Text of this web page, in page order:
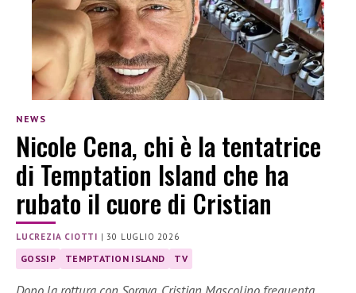
NEWS
Nicole Cena, chi è la tentatrice
di Temptation Island che ha
rubato il cuore di Cristian
LUCREZIA CIOTTI |30 LUGLIO 2026
GOSSIP TEMPTATION ISLAND TV